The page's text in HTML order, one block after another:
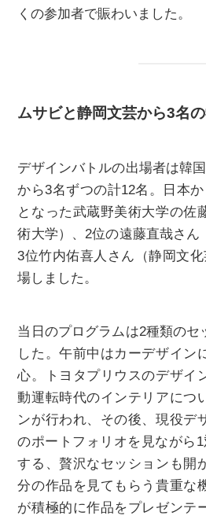
くの参加者で賑わいました。
ムサビと静岡文芸から3名
デザインバトルの出場者は韓
から3名ずつの計12名。日本
となった武蔵野美術大学の佐
術大学）、2位の遠藤直哉さん
3位竹内佑喜人さん（静岡文
場しました。
当日のプログラムは2種類のセ
した。午前中はカーデザイン
心。トヨタプリウスのデザイ
動運転時代のインテリアにつ
ンが行われ、その後、現役デ
のポートフォリオを見ながら
する、贅沢なセッションも開
分の作品を見てもらう貴重な
が積極的に作品をプレゼンテ